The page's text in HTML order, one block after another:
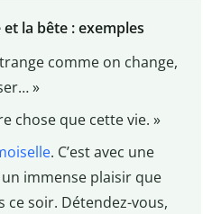
la bête : exemples
comme on change,
»
chose que cette vie. »
. C’est avec une
immense plaisir que
ce soir. Détendez-vous,